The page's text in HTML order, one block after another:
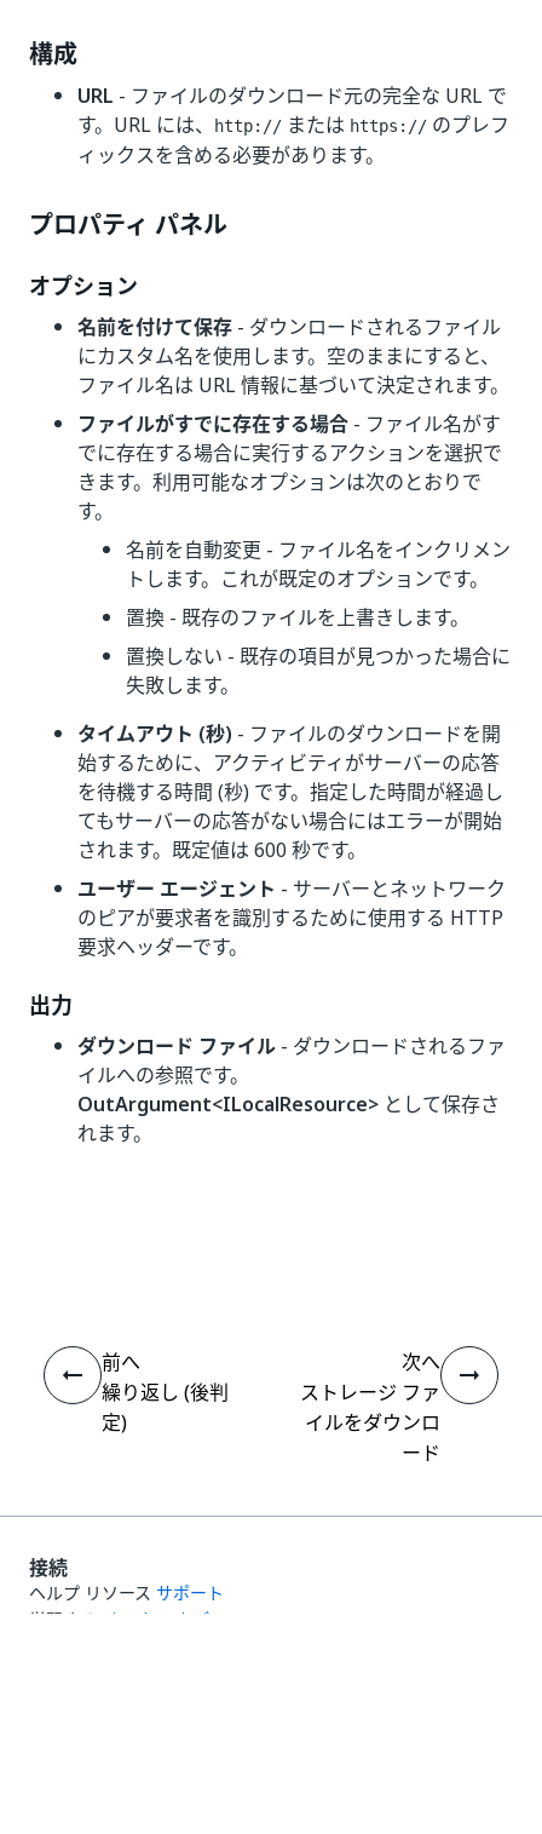
構成
URL - ファイルのダウンロード元の完全な URL で
す。URL には、
http:// または https:// のプレフ
ィックスを含める必要があります。
プロパティ パネル
オプション
名前を付けて保存 - ダウンロードされるファイル
にカスタム名を使用します。空のままにすると、
ファイル名は URL 情報に基づいて決定されます。
ファイルがすでに存在する場合 - ファイル名がす
でに存在する場合に実行するアクションを選択で
きます。利用可能なオプションは次のとおりで
す。
名前を自動変更 - ファイル名をインクリメン
トします。これが既定のオプションです。
置換 - 既存のファイルを上書きします。
置換しない - 既存の項目が見つかった場合に
失敗します。
タイムアウト (秒) - ファイルのダウンロードを開
始するために、アクティビティがサーバーの応答
を待機する時間 (秒) です。指定した時間が経過し
てもサーバーの応答がない場合にはエラーが開始
されます。既定値は 600 秒です。
ユーザー エージェント - サーバーとネットワーク
のピアが要求者を識別するために使用する HTTP
要求ヘッダーです。
出力
ダウンロード ファイル - ダウンロードされるファ
イルへの参照です。
OutArgument<ILocalResource> として保存さ
れます。
前へ
繰り返し (後判
定)
次へ
ストレージ ファ
イルをダウンロ
ード
接続
ヘルプ リソース サポート
学習する
UiPath アカデミー